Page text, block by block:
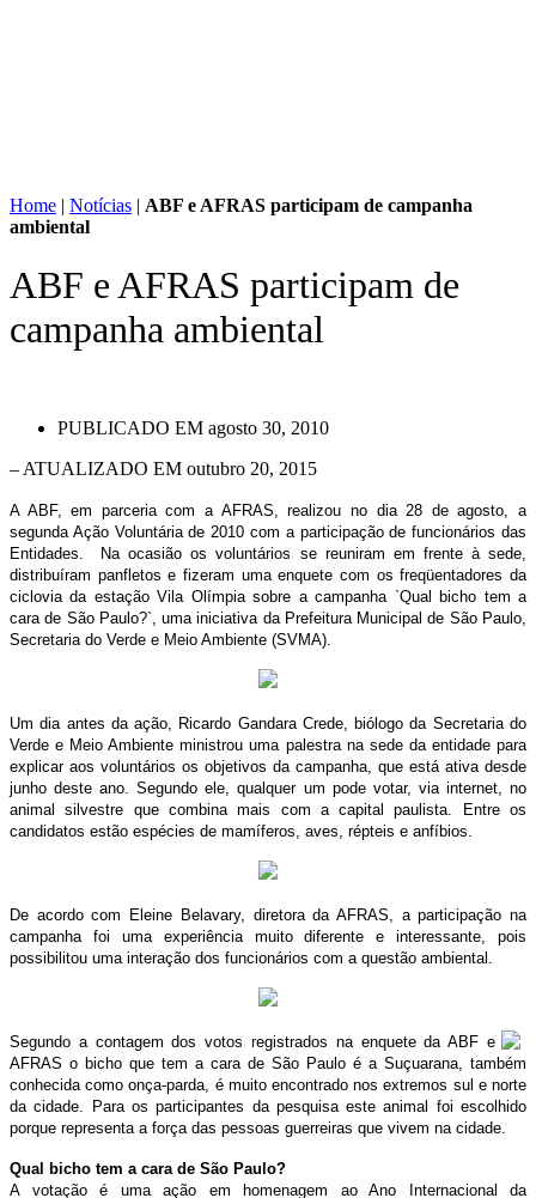
Home | Notícias | ABF e AFRAS participam de campanha
ambiental
ABF e AFRAS participam de
campanha ambiental
PUBLICADO EM agosto 30, 2010
– ATUALIZADO EM outubro 20, 2015
A ABF, em parceria com a AFRAS, realizou no dia 28 de agosto, a
segunda Ação Voluntária de 2010 com a participação de funcionários das
Entidades. Na ocasião os voluntários se reuniram em frente à sede,
distribuíram panfletos e fizeram uma enquete com os freqüentadores da
ciclovia da estação Vila Olímpia sobre a campanha `Qual bicho tem a
cara de São Paulo?`, uma iniciativa da Prefeitura Municipal de São Paulo,
Secretaria do Verde e Meio Ambiente (SVMA).
Um dia antes da ação, Ricardo Gandara Crede, biólogo da Secretaria do
Verde e Meio Ambiente ministrou uma palestra na sede da entidade para
explicar aos voluntários os objetivos da campanha, que está ativa desde
junho deste ano. Segundo ele, qualquer um pode votar, via internet, no
animal silvestre que combina mais com a capital paulista. Entre os
candidatos estão espécies de mamíferos, aves, répteis e anfíbios.
De acordo com Eleine Belavary, diretora da AFRAS, a participação na
campanha foi uma experiência muito diferente e interessante, pois
possibilitou uma interação dos funcionários com a questão ambiental.
Segundo a contagem dos votos registrados na enquete da ABF e
AFRAS o bicho que tem a cara de São Paulo é a Suçuarana, também
conhecida como onça-parda, é muito encontrado nos extremos sul e norte
da cidade. Para os participantes da pesquisa este animal foi escolhido
porque representa a força das pessoas guerreiras que vivem na cidade.
Qual bicho tem a cara de São Paulo?
A votação é uma ação em homenagem ao Ano Internacional da